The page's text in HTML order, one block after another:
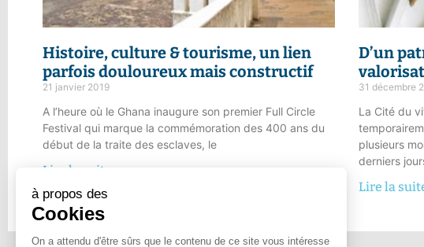
Histoire, culture & tourisme,un lien
parfois douloureux mais constructif
21 janvier 2019
A l’heure où le Ghana inaugure son premier Full Circle
Festival qui marque la commémoration des 400 ans du
début de la traite des esclaves, le
Lire la suite
D’un
31 décembre
La Cité du
plusieurs
derniers
Lire la
à propos des
Cookies
On a attendu d'être sûrs que le contenu de ce site vous intéresse